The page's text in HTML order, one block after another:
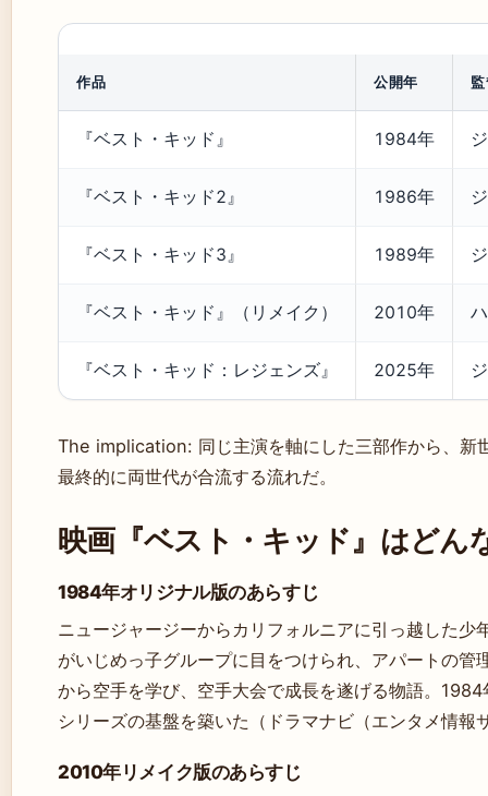
作品 公開年
『ベスト・キッド』 1984年
『ベスト・キッド2』 1986年
『ベスト・キッド3』 1989年
『ベスト・キッド』（リメイク） 2010年
『ベスト・キッド：レジェンズ』 2025年
The implication: 同じ主演を軸にした三部作から、新
最終的に両世代が合流する流れだ。
映画『ベスト・キッド』はどん
1984年オリジナル版のあらすじ
ニュージャージーからカリフォルニアに引っ越した
がいじめっ子グループに目をつけられ、アパートの管
から空手を学び、空手大会で成長を遂げる物語。
シリーズの基盤を築いた（ドラマナビ（エンタメ情報
2010年リメイク版のあらすじ